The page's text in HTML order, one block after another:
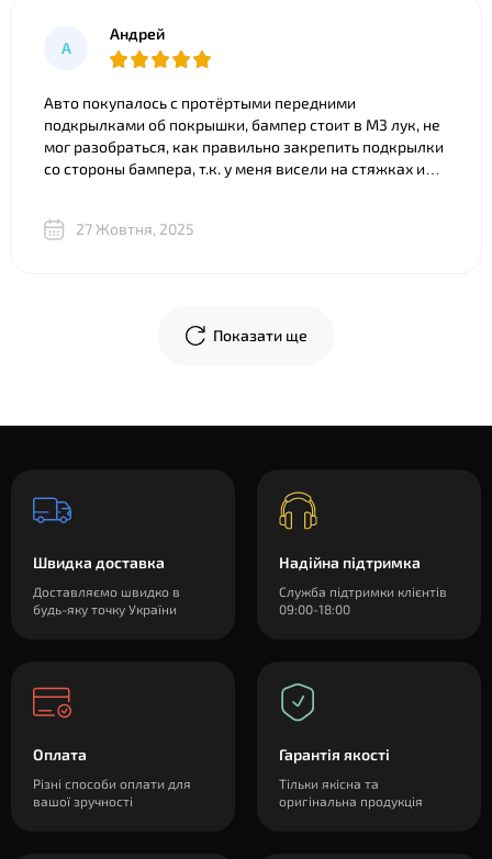
А
Андрей
Авто покупалось с протёртыми передними
подкрылками об покрышки, бампер стоит в M3 лук, не
мог разобраться, как правильно закрепить подкрылки
со стороны бампера, т.к. у меня висели на стяжках и
объяснили, показали разницу между двумя почти
27 Жовтня, 2025
Показати ще
Швидка доставка
Доставляємо швидко в
будь-яку точку України
Надійна підтримка
Служба підтримки клієнтів
09:00-18:00
Оплата
Різні способи оплати для
вашої зручності
Гарантія якості
Тільки якісна та
оригінальна продукція